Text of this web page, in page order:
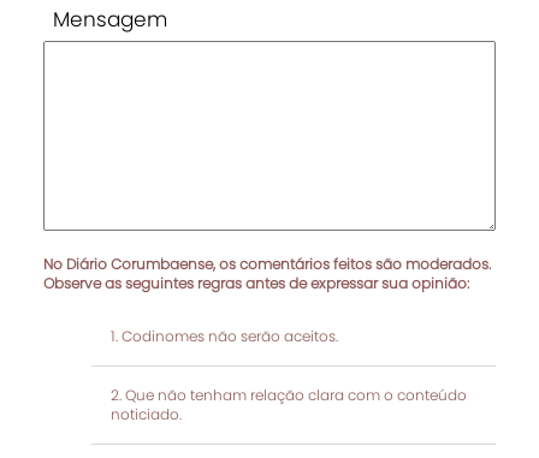
Mensagem
No Diário Corumbaense, os comentários feitos são moderados.
Observe as seguintes regras antes de expressar sua opinião:
Codinomes não serão aceitos.
Que não tenham relação clara com o conteúdo
noticiado.